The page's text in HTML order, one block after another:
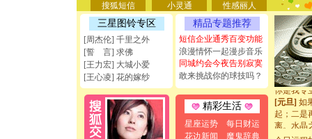
搜狐短信 小灵通 性感丽人
三星图铃专区
[周杰伦] 千里之外
[誓 言] 求佛
[王力宏] 大城小爱
[王心凌] 花的嫁纱
精品专题推荐
短信企业通秀百变功能
浪漫情怀一起漫步音乐
同城约会今夜告别寂寞
敢来挑战你的球技吗？
精彩生活
星座运势
每日财运
花边新闻
魔鬼辞典
能正大光
天都要快
[圣诞节]
如意,快
[元旦]看
断电。爱
你是我专
[元旦]如
起；二是
离。水晶
[元旦]当